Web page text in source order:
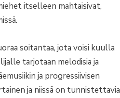
itselleen mahtaisivat,
soitantaa, jota voisi kuulla
tarjotaan melodisia ja
ja progressiivisen
ja niissä on tunnistettavia